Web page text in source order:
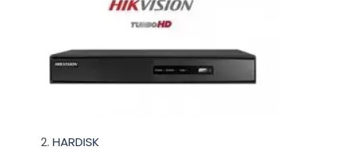
HARDISK